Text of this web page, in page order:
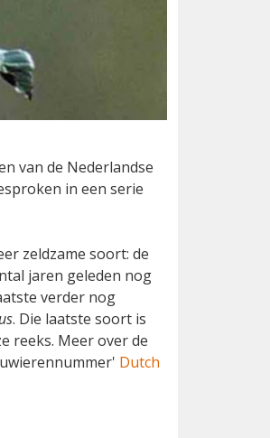
van de Nederlandse
in een serie
zeldzame soort: de
jaren geleden nog
verder nog
. Die laatste soort is
reeks. Meer over de
Dutch